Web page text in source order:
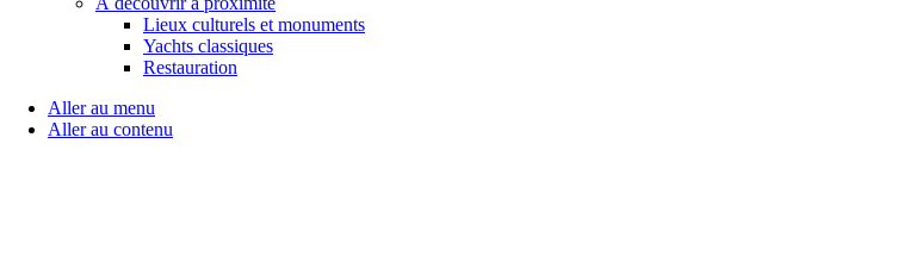
Lieux culturels et monuments
Yachts classiques
Restauration
Aller au menu
Aller au contenu